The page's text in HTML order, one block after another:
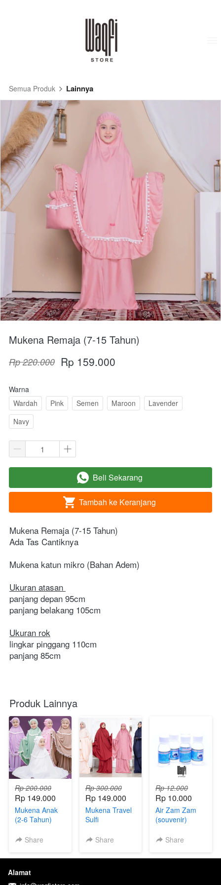
Semua Produk Lainnya
Mukena Remaja (7-15 Tahun)
Rp 220.000 Rp 159.000
Warna
Wardah
Pink Semen Maroon
Lavender
Navy
` Beli Sekarang
` Tambah ke Keranjang
Mukena Remaja (7-15 Tahun)
Ada Tas Cantiknya
Mukena katun mikro (Bahan Adem)
Ukuran atasan
panjang depan 95cm
panjang belakang 105cm
Ukuran rok
lingkar pinggang 110cm
panjang 85cm
Produk Lainnya
Rp 200.000
Rp 149.000
Mukena Anak
(2-6 Tahun)
Share
Rp 300.000
Rp 149.000
Mukena Travel
Sulfi
Share
Rp 12.000
Rp 10.000
Air Zam Zam
(souvenir)
Share
Alamat